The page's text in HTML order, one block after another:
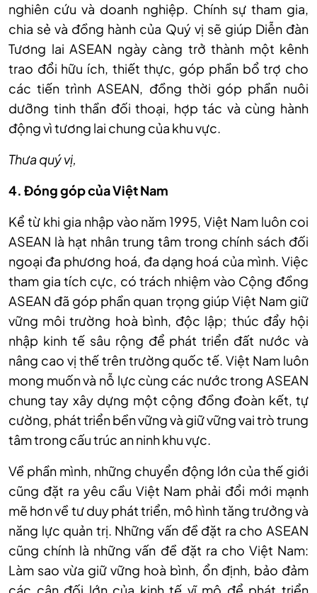
nghiên cứu và doanh nghiệp. Chính sự tham gia,
chia sẻ và đồng hành của Quý vị sẽ giúp Diễn đàn
Tương lai ASEAN ngày càng trở thành một kênh
trao đổi hữu ích, thiết thực, góp phần bổ trợ cho
các tiến trình ASEAN, đồng thời góp phần nuôi
dưỡng tinh thần đối thoại, hợp tác và cùng hành
động vì tương lai chung của khu vực.
Thưa quý vị,
4. Đóng góp của Việt Nam
Kể từ khi gia nhập vào năm 1995, Việt Nam luôn coi
ASEAN là hạt nhân trung tâm trong chính sách đối
ngoại đa phương hoá, đa dạng hoá của mình. Việc
tham gia tích cực, có trách nhiệm vào Cộng đồng
ASEAN đã góp phần quan trọng giúp Việt Nam giữ
vững môi trường hoà bình, độc lập; thúc đẩy hội
nhập kinh tế sâu rộng để phát triển đất nước và
nâng cao vị thế trên trường quốc tế. Việt Nam luôn
mong muốn và nỗ lực cùng các nước trong ASEAN
chung tay xây dựng một cộng đồng đoàn kết, tự
cường, phát triển bền vững và giữ vững vai trò trung
tâm trong cấu trúc an ninh khu vực.
Về phần mình, những chuyển động lớn của thế giới
cũng đặt ra yêu cầu Việt Nam phải đổi mới mạnh
mẽ hơn về tư duy phát triển, mô hình tăng trưởng và
năng lực quản trị. Những vấn đề đặt ra cho ASEAN
cũng chính là những vấn đề đặt ra cho Việt Nam:
Làm sao vừa giữ vững hoà bình, ổn định, bảo đảm